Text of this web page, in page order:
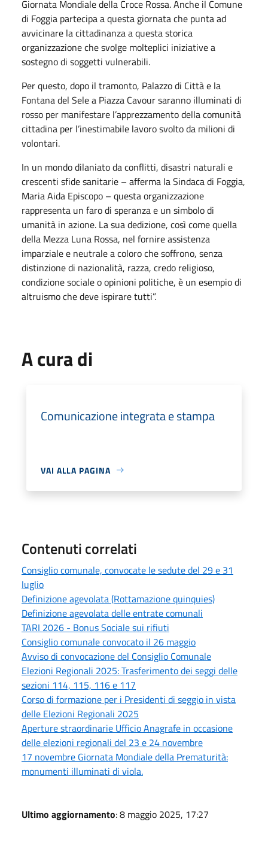
Giornata Mondiale della Croce Rossa. Anche il Comune
di Foggia partecipa a questa giornata che punta ad
avvicinare la cittadinanza a questa storica
organizzazione che svolge molteplici iniziative a
sostegno di soggetti vulnerabili.
Per questo, dopo il tramonto, Palazzo di Città e la
Fontana del Sele a Piazza Cavour saranno illuminati di
rosso per manifestare l’apprezzamento della comunità
cittadina per l’inestimabile lavoro svolto da milioni di
volontari.
In un mondo dilaniato da conflitti, disastri naturali e
crescenti sfide sanitarie – afferma la Sindaca di Foggia,
Maria Aida Episcopo – questa organizzazione
rappresenta un faro di speranza e un simbolo di
umanità in azione. La sua dedizione, così come quella
della Mezza Luna Rossa, nel fornire assistenza
imparziale e neutrale a coloro che soffrono, senza
distinzione di nazionalità, razza, credo religioso,
condizione sociale o opinioni politiche, è un esempio di
altruismo che deve ispirare tutti”.
A cura di
Comunicazione integrata e stampa
VAI ALLA PAGINA
Contenuti correlati
Consiglio comunale, convocate le sedute del 29 e 31
luglio
Definizione agevolata (Rottamazione quinquies)
Definizione agevolata delle entrate comunali
TARI 2026 - Bonus Sociale sui rifiuti
Consiglio comunale convocato il 26 maggio
Avviso di convocazione del Consiglio Comunale
Elezioni Regionali 2025: Trasferimento dei seggi delle
sezioni 114, 115, 116 e 117
Corso di formazione per i Presidenti di seggio in vista
delle Elezioni Regionali 2025
Aperture straordinarie Ufficio Anagrafe in occasione
delle elezioni regionali del 23 e 24 novembre
17 novembre Giornata Mondiale della Prematurità:
monumenti illuminati di viola.
Ultimo aggiornamento: 8 maggio 2025, 17:27